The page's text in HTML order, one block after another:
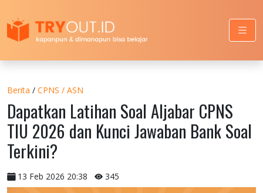
Berita / CPNS / ASN
Dapatkan Latihan Soal Aljabar CPNS
TIU 2026 dan Kunci Jawaban Bank Soal
Terkini?
13 Feb 2026 20:38 345